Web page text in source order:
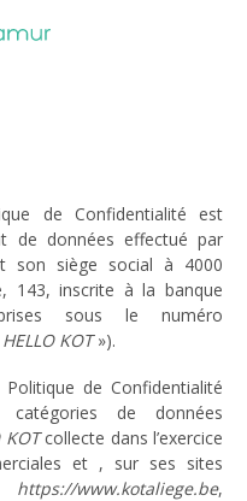
de Confidentialité est
de données effectué par
son siège social à 4000
143, inscrite à la banque
sous le numéro
HELLO KOT»).
de Confidentialité
de données
KOTcollecte dans l’exercice
et , sur ses sites
https://www.kotaliege.be,